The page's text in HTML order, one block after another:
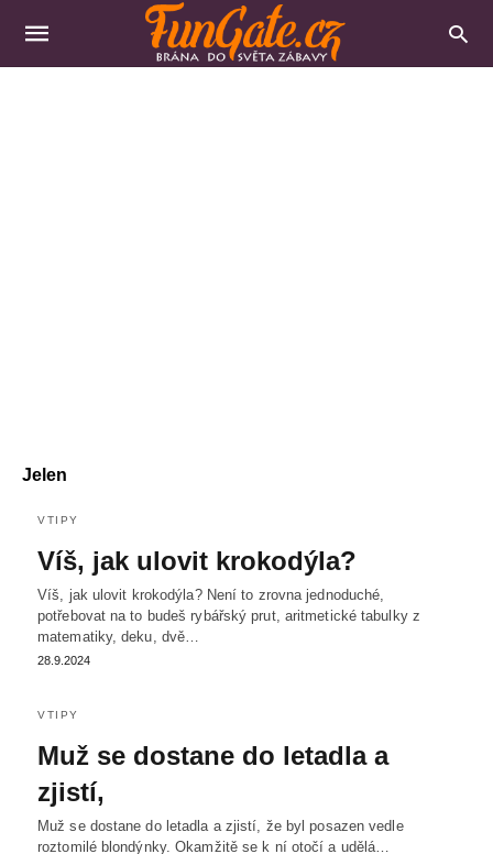
Jelen
VTIPY
Víš, jak ulovit krokodýla?
Víš, jak ulovit krokodýla? Není to zrovna jednoduché,
potřebovat na to budeš rybářský prut, aritmetické tabulky z
matematiky, deku, dvě…
28.9.2024
VTIPY
Muž se dostane do letadla a
zjistí,
Muž se dostane do letadla a zjistí, že byl posazen vedle
roztomilé blondýnky. Okamžitě se k ní otočí a udělá…